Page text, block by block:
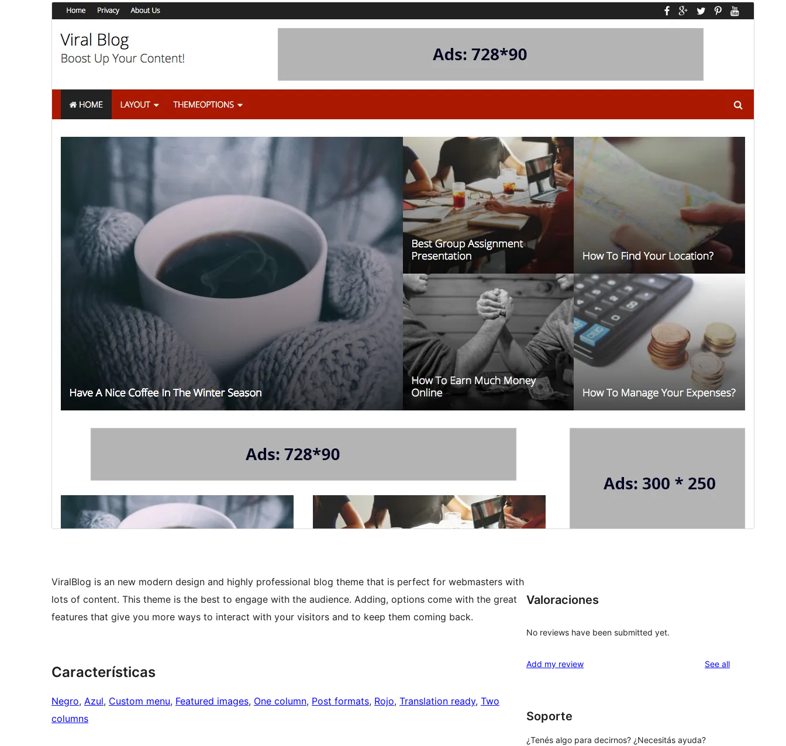
Descargar
Theme homepage
ViralBlog is an new modern design and highly professional blog theme that is perfect for webmasters with
lots of content. This theme is the best to engage with the audience. Adding, options come with the great
features that give you more ways to interact with your visitors and to keep them coming back.
Características
Negro, Azul, Custom menu, Featured images, One column, Post formats, Rojo, Translation ready, Two
columns
Valoraciones
No reviews have been submitted yet.
Add my review See allreviews
Soporte
¿Tenés algo para decirnos? ¿Necesitás ayuda?